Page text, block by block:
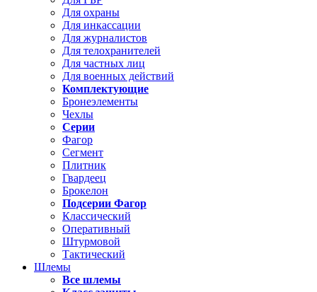
Для охраны
Для инкассации
Для журналистов
Для телохранителей
Для частных лиц
Для военных действий
Комплектующие
Бронеэлементы
Чехлы
Серии
Фагор
Сегмент
Плитник
Гвардеец
Брокелон
Подсерии Фагор
Классический
Оперативный
Штурмовой
Тактический
Шлемы
Все шлемы